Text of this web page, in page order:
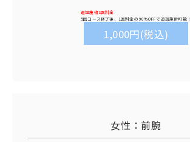
追加施術1回料金
5回コース終了後、1回料金の 90%OFFで追加施術可能！
1,000円(税込)
女性：前腕